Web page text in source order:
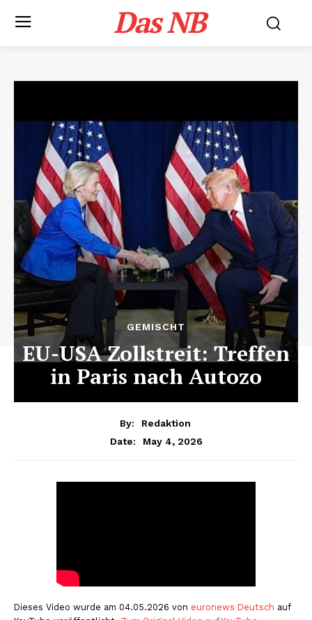
Das NB
GEMISCHT
EU-USA Zollstreit: Treffen
in Paris nach Autozo
By:
Redaktion
Date:
May 4, 2026
Dieses Video wurde am 04.05.2026 von euronews Deutsch auf